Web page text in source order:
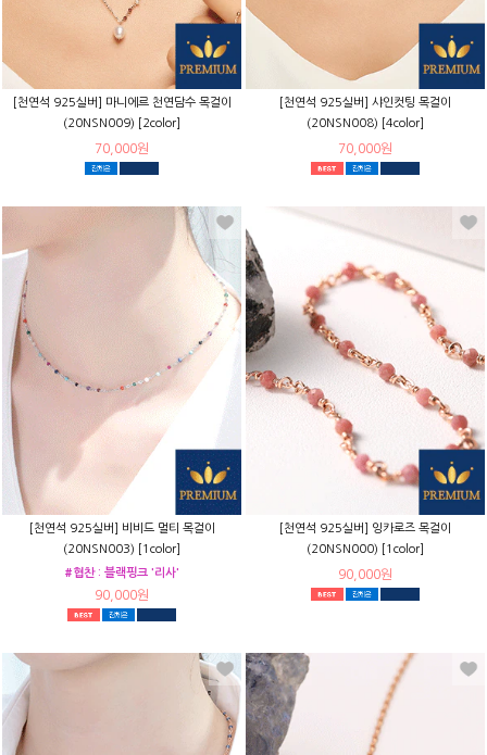
[천연석 925실버] 마니에르 천연담수 목걸이
(20NSN009) [2color]
70,000원
[천연석 925실버] 샤인컷팅 목걸이
(20NSN008) [4color]
70,000원
[천연석 925실버] 비비드 멀티 목걸이
(20NSN003) [1color]
#협찬 : 블랙핑크 '리사'
90,000원
[천연석 925실버] 잉카로즈 목걸이
(20NSN000) [1color]
90,000원